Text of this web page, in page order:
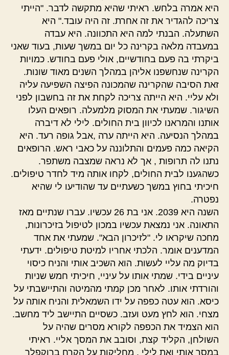
היא אמרה בלחש. ראיתי שהיא מתקשה לדבר. "הייתי
צריכה להגדיר את זה אחרת. זה היה עובד." היא
השתעלה. הבנתי למה היא התכוונה. היא עבדה
במעבדה מלאה בקרינה כל יום במשך שעות, בעוד שאני
ביקרתי בה פעם בחודשיים, אולי פעם בחודש. כמויות
הקרינה שנחשפנו אליהן במהלך השנים מאוד שונות.
זאת הסיבה שהקרינה שהמכונה הפיצה השפיעה עליה
ולא עליי. היא הייתה צריכה לקחת את זה בחשבון לפני
השיגור. שמעתי את המסוק מלמעלה. רופאים העלו
אותנו והמראנו לכיוון בית החולים. לילי לא דיברה
במהלך הנסיעה. היא הייתה ערה ,אבל גופה רעד. היא
הקיאה כמה פעמים והתלוננה על כאבי ראש. הרופאים
נתנו לה תרופות , אך לא נראה שמצבה משתפר.
כשהגענו לבית החולים, לקחו אותה מיד לחדר טיפולים.
חיכיתי בחוץ במשך כשעתיים עד שהודיעו לי שהיא
נפטרה.
השנה היא 2039. אני בת 26 עכשיו. עברו שנתיים מאז
התאונה. אני נמצאת עכשיו במכון לטיפול בזיכרונות,
מחכה שיקראו לי. "לזיכרון הבא". שמעתי את אחד
המדענים אומר. הלכתי אחריו למיטת טיפולים. ידעתי
בדיוק מה עליי לעשות. הוא השכיב אותי והניח כיסוי
עיניים בידי. שמתי אותו על עיניי, חיכיתי חמש שניות
והורדתי אותו. לאחר מכן קמתי מהמיטה והתיישבתי על
כיסא. הוא עטה כפפה על ידו השמאלית והניח אותה על
מצחי. הוא לחץ מעט ועזב. כשסיים התיישב ליד מחשב.
הוא הצמיד את הכפפה לקורא מסרים שהיה על
השולחן, הקליד קצת, וסובב את המסך אליי. ראיתי
במסך אותי ואת לילי , מחליקות על הקרח ברוקפלר